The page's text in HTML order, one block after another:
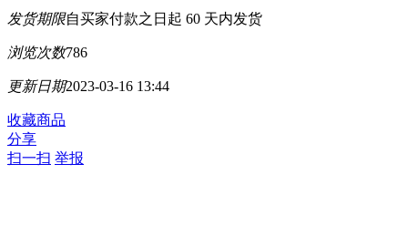
发货期限自买家付款之日起 60 天内发货
浏览次数786
更新日期2023-03-16 13:44
收藏商品
分享
扫一扫 举报